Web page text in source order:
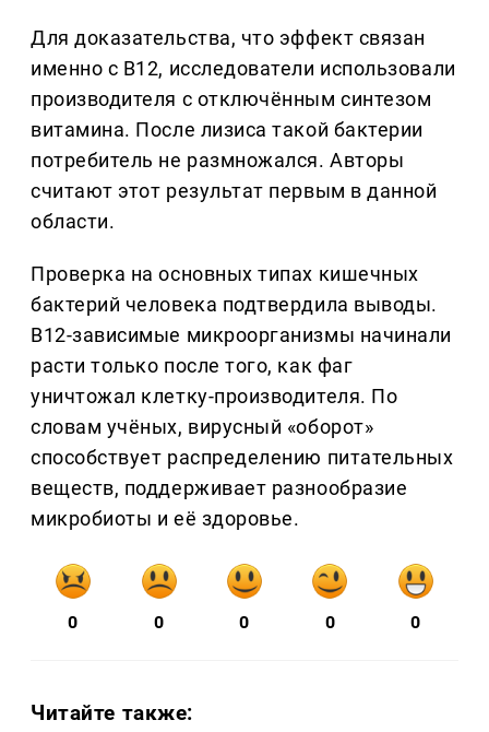
Для доказательства, что эффект связан
именно с B12, исследователи использовали
производителя с отключённым синтезом
витамина. После лизиса такой бактерии
потребитель не размножался. Авторы
считают этот результат первым в данной
области.
Проверка на основных типах кишечных
бактерий человека подтвердила выводы.
B12-зависимые микроорганизмы начинали
расти только после того, как фаг
уничтожал клетку-производителя. По
словам учёных, вирусный «оборот»
способствует распределению питательных
веществ, поддерживает разнообразие
микробиоты и её здоровье.
0 0 0 0 0
Читайте также: